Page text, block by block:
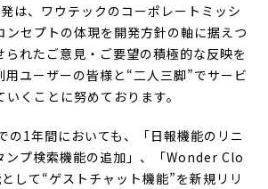
は、ワウテックのコーポレートミッシ
ンセプトの体現を開発方針の軸に据えつ
られたご意見・ご要望の積極的な反映を
用ユーザーの皆様と“二人三脚”でサービ
くことに努めております。
の1年間においても、「日報機能のリニ
ンプ検索機能の追加」、「Wonder Clo
して“ゲストチャット機能”を新規リリ